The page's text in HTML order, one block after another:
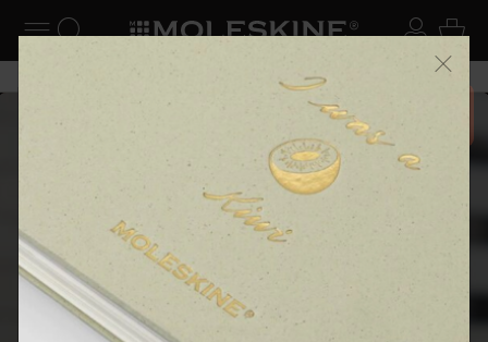
ナビゲーションの切替 ログ
検索 (キーワードなど) カ
6,500円以上のご購入で送料無料 メニ
ーを閉じる
あるページから始まる物語
Reframe
スライド表示0
スライド表示5